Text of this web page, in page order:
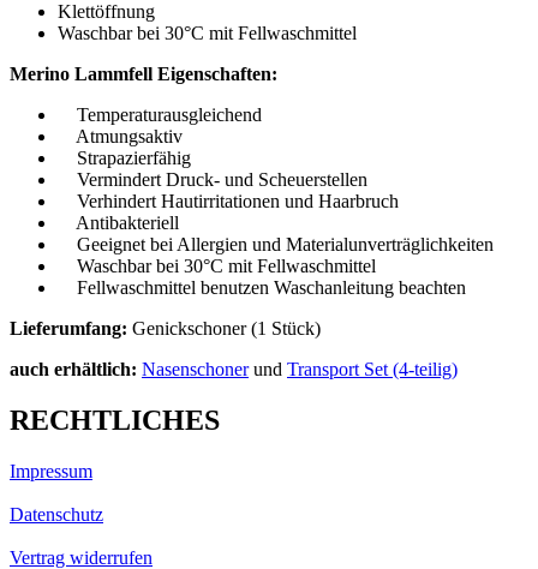
Klettöffnung
Waschbar bei 30°C mit Fellwaschmittel
Merino Lammfell Eigenschaften:
Temperaturausgleichend
Atmungsaktiv
Strapazierfähig
Vermindert Druck- und Scheuerstellen
Verhindert Hautirritationen und Haarbruch
Antibakteriell
Geeignet bei Allergien und Materialunverträglichkeiten
Waschbar bei 30°C mit Fellwaschmittel
Fellwaschmittel benutzen Waschanleitung beachten
Lieferumfang: Genickschoner (1 Stück)
auch erhältlich: Nasenschonerund Transport Set (4-teilig)
RECHTLICHES
Impressum
Datenschutz
Vertrag widerrufen